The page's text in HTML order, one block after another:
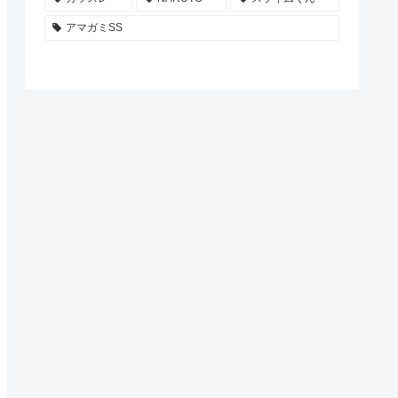
アマガミSS